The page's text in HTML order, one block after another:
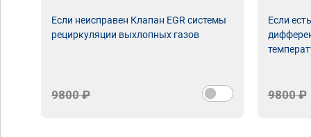
Если неисправен Клапан EGR системы
рециркуляции выхлопных газов
9800 ₽
Если
9800 ₽